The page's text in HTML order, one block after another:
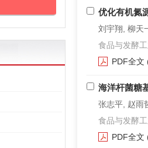
优化有机氮
刘宇翔, 柳天
食品与发酵
PDF全文
海洋杆菌糖
张志平, 赵雨
食品与发酵
PDF全文